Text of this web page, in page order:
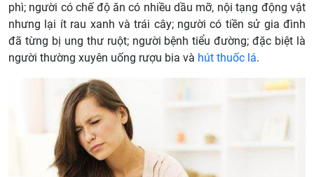
phì; người có chế độ ăn có nhiều dầu mỡ, nội tạng động vật
nhưng lại ít rau xanh và trái cây; người có tiền sử gia đình
đã từng bị ung thư ruột; người bệnh tiểu đường; đặc biệt là
người thường xuyên uống rượu bia và hút thuốc lá.